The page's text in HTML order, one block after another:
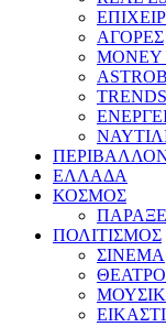
ΑΓΟΡΕΣ
MONEY
TRENDS
ΕΛΛΑΔΑ
ΚΟΣΜΟΣ
ΠΟΛΙΤΙΣΜΟΣ
ΣΙΝΕΜΑ